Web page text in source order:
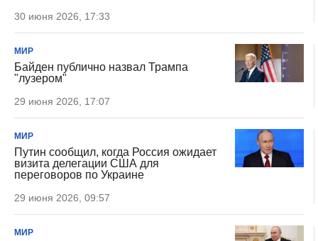
30 июня 2026, 17:33
МИР
Байден публично назвал Трампа
"лузером"
29 июня 2026, 17:07
МИР
Путин сообщил, когда Россия ожидает
визита делегации США для
переговоров по Украине
29 июня 2026, 09:57
МИР